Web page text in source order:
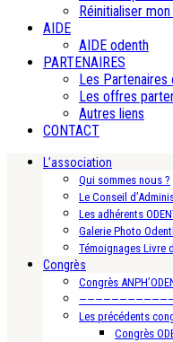
Réinitialiser
AIDE
AIDE odenth
PARTENAIRES
Les Partenaires
Les offres
Autres liens
CONTACT
L’association
Qui sommes nous ?
Le Conseil
Les adhérents
Galerie Photo
Témoignages Livre
Congrès
Congrès
Les précédents
Congrès